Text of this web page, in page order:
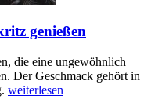
genießen
die eine ungewöhnlich
Der Geschmack gehört in
weiterlesen